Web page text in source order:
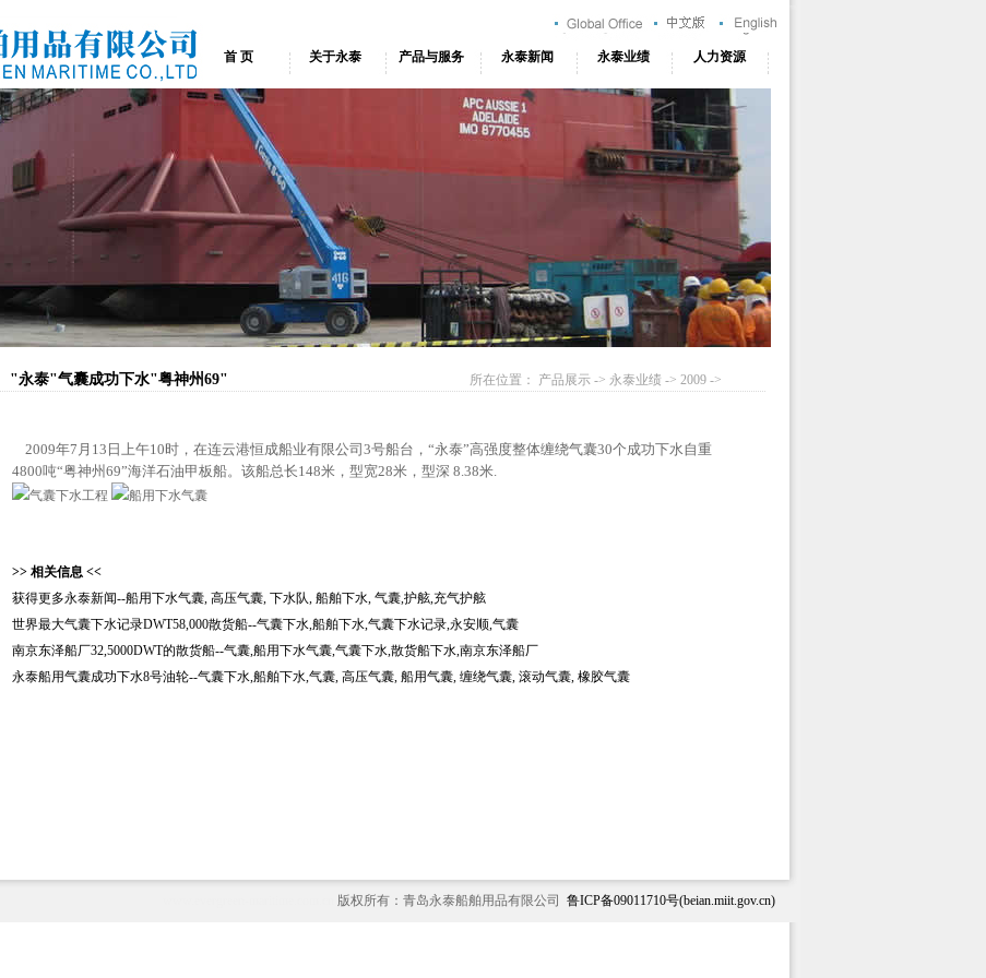
首 页 关于永泰 产品与服务 永泰新闻 永泰业绩 人力资源
"永泰"气囊成功下水"粤神州69" 所在位置： 产品展示 -> 永泰业绩 -> 2009->
2009年7月13日上午10时，在连云港恒成船业有限公司3号船台，“永泰”高强度整体缠绕气囊30个成功下水自重
4800吨“粤神州69”海洋石油甲板船。该船总长148米，型宽28米，型深 8.38米.
>> 相关信息 <<
获得更多永泰新闻--船用下水气囊, 高压气囊, 下水队, 船舶下水, 气囊,护舷,充气护舷
世界最大气囊下水记录DWT58,000散货船--气囊下水,船舶下水,气囊下水记录,永安顺,气囊
南京东泽船厂32,5000DWT的散货船--气囊,船用下水气囊,气囊下水,散货船下水,南京东泽船厂
永泰船用气囊成功下水8号油轮--气囊下水,船舶下水,气囊, 高压气囊, 船用气囊, 缠绕气囊, 滚动气囊, 橡胶气囊
版权所有：青岛永泰船舶用品有限公司 鲁ICP备09011710号(beian.miit.gov.cn)